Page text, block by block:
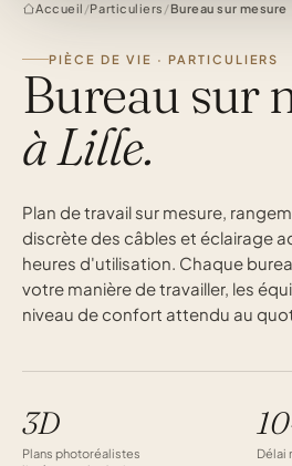
Accueil /Particuliers /Bureau sur mesure
PIÈCE DE VIE · PARTICULIERS
Bureau sur
à Lille.
Plan de travail sur mesure,
discrète des câbles et éclairage
heures d'utilisation. Chaque
votre manière de travailler, les
niveau de confort attendu au
3D
Plans photoréalistes
Délai